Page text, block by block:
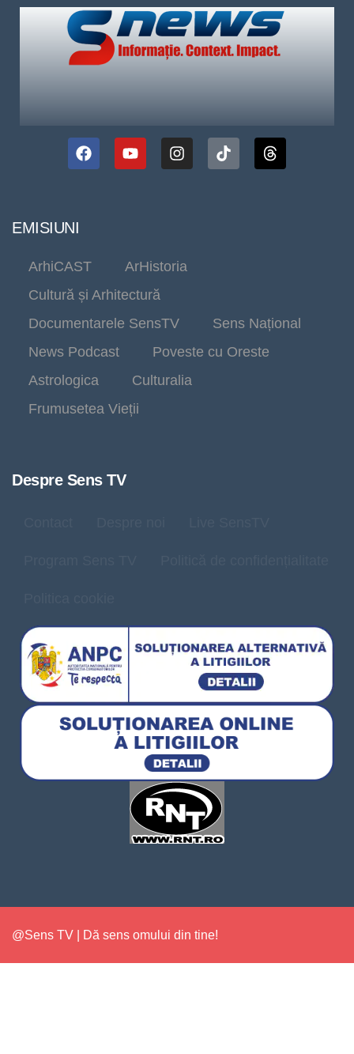
EMISIUNI
ArhiCAST
ArHistoria
Cultură și Arhitectură
Documentarele SensTV
Sens Național
News Podcast
Poveste cu Oreste
Astrologica
Culturalia
Frumusetea Vieții
Despre Sens TV
@Sens TV | Dă sens omului din tine!